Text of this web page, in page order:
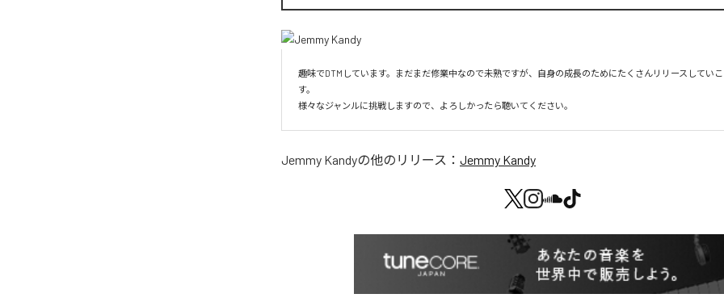
趣味でDTMしています。まだまだ修業中なので未熟ですが、自身の成長のためにたくさんリリースしてい
す。
様々なジャンルに挑戦しますので、よろしかったら聴いてください。
Jemmy Kandyの他のリリース： Jemmy Kandy